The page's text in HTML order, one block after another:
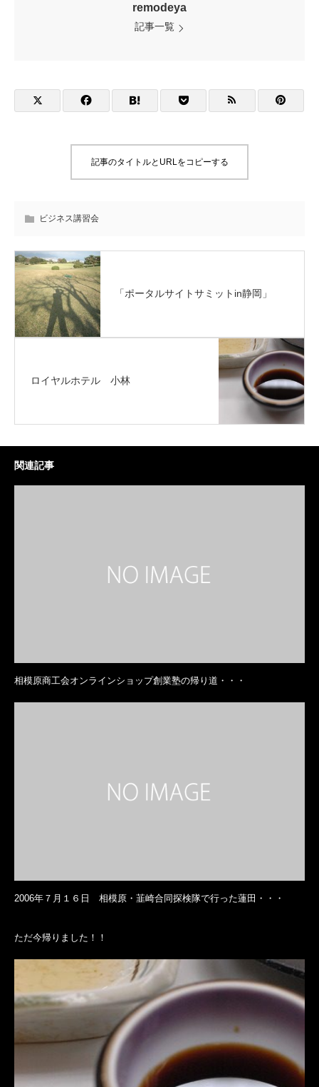
remodeya
記事一覧
記事のタイトルとURLをコピーする
ビジネス講習会
「ポータルサイトサミットin静岡」
ロイヤルホテル 小林
関連記事
相模原商工会オンラインショップ創業塾の帰り道・・・
2006年７月１６日 相模原・韮崎合同探検隊で行った蓮田・・・
ただ今帰りました！！